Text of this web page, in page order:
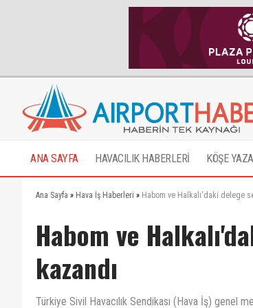
ANA SAYFA HAVACILIK HABERLERİ KÖŞE
Ana Sayfa » Hava İş Haberleri » Habom ve Halkalı'daki delege
Habom ve
kazandı
Türkiye Sivil Havacılık Sendikası (Hava İş) genel